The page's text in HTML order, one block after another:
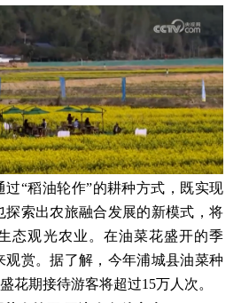
过“稻油轮作”的耕种方式，既实现
探索出农旅融合发展的新模式，将
态观光农业。在油菜花盛开的季
观赏。据了解，今年浦城县油菜种
花期接待游客将超过15万人次。